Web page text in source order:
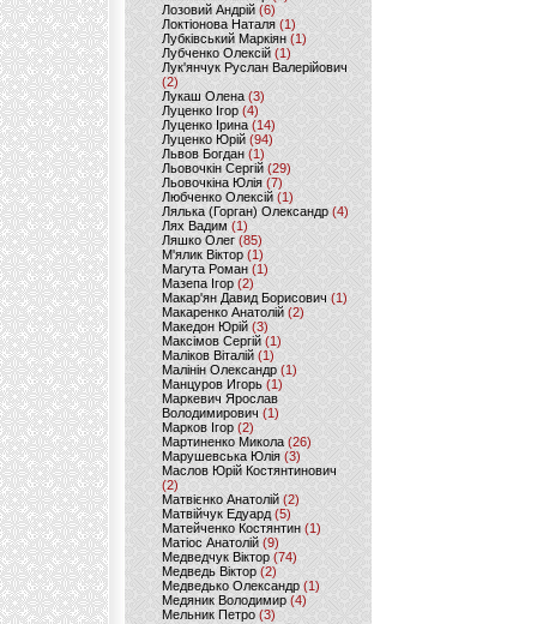
Лозовий Андрій (6)
Локтіонова Наталя (1)
Лубківський Маркіян(1)
Лубченко Олексій (1)
Лук'янчук Руслан Валерійович
(2)
Лукаш Олена (3)
Луценко Ігор (4)
Луценко Ірина (14)
Луценко Юрій (94)
Львов Богдан (1)
Льовочкін Сергій (29)
Льовочкіна Юлія(7)
Любченко Олексій(1)
Лялька (Горган) Олександр(4)
Лях Вадим (1)
Ляшко Олег (85)
М'ялик Віктор(1)
Магута Роман(1)
Мазепа Ігор (2)
Макар'ян Давид Борисович(1)
Макаренко Анатолій (2)
Македон Юрій(3)
Максімов Сергій (1)
Маліков Віталій (1)
Малінін Олександр (1)
Манцуров Игорь (1)
Маркевич Ярослав
Володимирович (1)
Марков Ігор (2)
Мартиненко Микола (26)
Марушевська Юлія (3)
Маслов Юрій Костянтинович
(2)
Матвієнко Анатолій (2)
Матвійчук Едуард(5)
Матейченко Костянтин (1)
Матіос Анатолій (9)
Медведчук Віктор(74)
Медведь Віктор (2)
Медведько Олександр (1)
Медяник Володимир(4)
Мельник Петро (3)